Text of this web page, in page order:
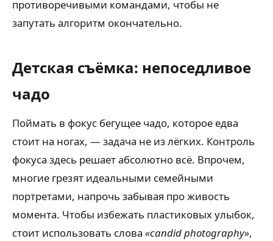
противоречивыми командами, чтобы не
запутать алгоритм окончательно.
Детская съёмка: непоседливое
чадо
Поймать в фокус бегущее чадо, которое едва
стоит на ногах, — задача не из лёгких. Контроль
фокуса здесь решает абсолютно всё. Впрочем,
многие грезят идеальными семейными
портретами, напрочь забывая про живость
момента. Чтобы избежать пластиковых улыбок,
стоит использовать слова «candid photography»,